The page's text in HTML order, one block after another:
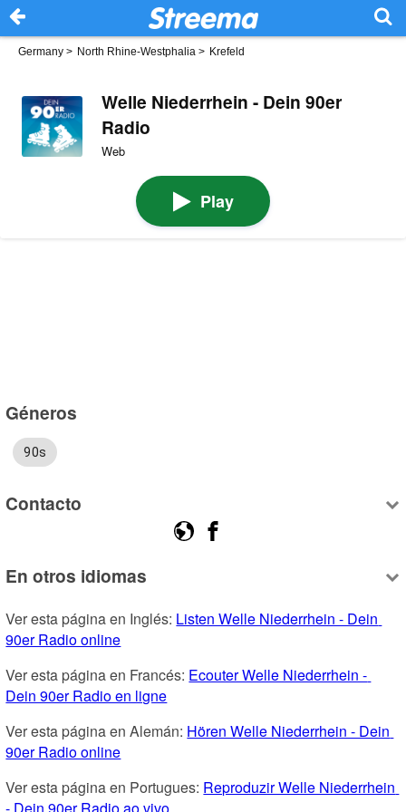
Germany > North Rhine-Westphalia > Krefeld
Welle Niederrhein - Dein 90er
Radio
Web
Play
Géneros
90s
Contacto
En otros idiomas
Ver esta página en Inglés: Listen Welle Niederrhein - Dein
90er Radio online
Ver esta página en Francés: Ecouter Welle Niederrhein -
Dein 90er Radio en ligne
Ver esta página en Alemán: Hören Welle Niederrhein - Dein
90er Radio online
Ver esta página en Portugues: Reproduzir Welle Niederrhein
- Dein 90er Radio ao vivo